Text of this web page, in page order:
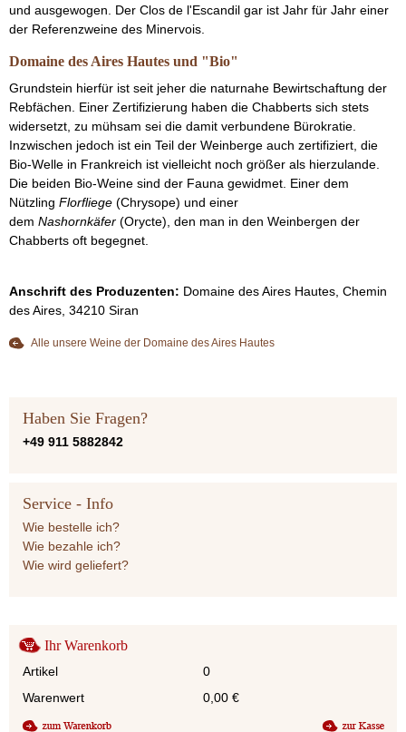
und ausgewogen. Der Clos de l'Escandil gar ist Jahr für Jahr einer
der Referenzweine des Minervois.
Domaine des Aires Hautes und "Bio"
Grundstein hierfür ist seit jeher die naturnahe Bewirtschaftung der
Rebfächen. Einer Zertifizierung haben die Chabberts sich stets
widersetzt, zu mühsam sei die damit verbundene Bürokratie.
Inzwischen jedoch ist ein Teil der Weinberge auch zertifiziert, die
Bio-Welle in Frankreich ist vielleicht noch größer als hierzulande.
Die beiden Bio-Weine sind der Fauna gewidmet. Einer dem
Nützling Florfliege (Chrysope) und einer
dem Nashornkäfer (Orycte), den man in den Weinbergen der
Chabberts oft begegnet.
Anschrift des Produzenten: Domaine des Aires Hautes, Chemin
des Aires, 34210 Siran
Alle unsere Weine der Domaine des Aires Hautes
Haben Sie Fragen?
+49 911 5882842
Service - Info
Wie bestelle ich?
Wie bezahle ich?
Wie wird geliefert?
Ihr Warenkorb
Artikel
0
Warenwert
0,00 €